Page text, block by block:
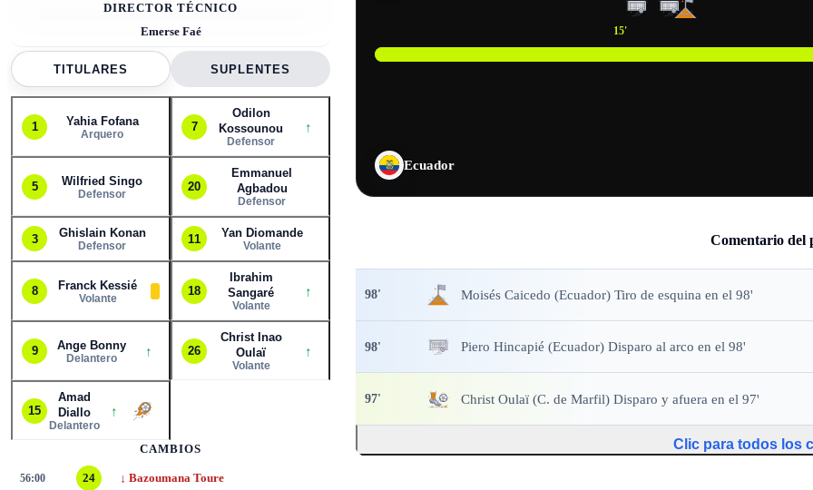
DIRECTOR TÉCNICO
Emerse Faé
TITULARES SUPLENTES
1 Yahia Fofana
Arquero
7
Odilon
Kossounou
Defensor
↑
5 Wilfried Singo
Defensor
20
Emmanuel
Agbadou
Defensor
3 Ghislain Konan
Defensor
11 Yan Diomande
Volante
8 Franck Kessié
Volante
18
Ibrahim
Sangaré
Volante
↑
9 Ange Bonny
Delantero ↑ 26
Christ Inao
Oulaï
Volante
↑
15
Amad
Diallo
Delantero
↑
CAMBIOS
56:00 24 ↓ Bazoumana Toure
15'
Ecuador
Comentario del
98' Moisés Caicedo (Ecuador) Tiro de esquina en el 98'
98' Piero Hincapié (Ecuador) Disparo al arco en el 98'
97' Christ Oulaï (C. de Marfil) Disparo y afuera en el 97'
Clic para todos los